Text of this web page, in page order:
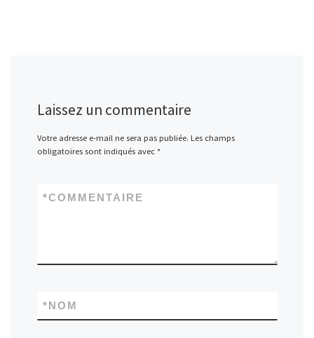
Laissez un commentaire
Votre adresse e-mail ne sera pas publiée. Les champs
obligatoires sont indiqués avec *
COMMENTAIRE
*
NOM
*